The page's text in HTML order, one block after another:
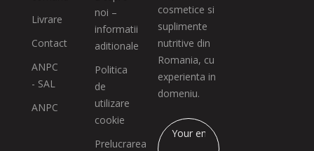
Livrare
Contact
ANPC
- SAL
ANPC
noi –
informatii
aditionale
Politica
de
utilizare
cookie
Prelucrarea
cosmetice si
suplimente
nutritive din
Romania, cu
experienta in
domeniu.